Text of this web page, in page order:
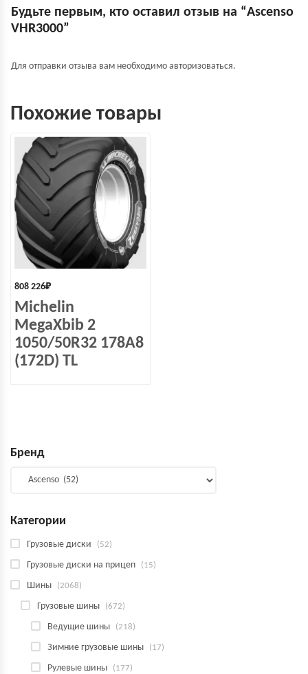
Будьте первым, кто оставил отзыв на “Ascenso
VHR3000”
Для отправки отзыва вам необходимо авторизоваться.
Похожие товары
808 226₽
Michelin
MegaXbib 2
1050/50R32 178A8
(172D) TL
Бренд
Категории
Грузовые диски (52)
Грузовые диски на прицеп (15)
Шины (2068)
Грузовые шины (672)
Ведущие шины (218)
Зимние грузовые шины (17)
Рулевые шины (177)